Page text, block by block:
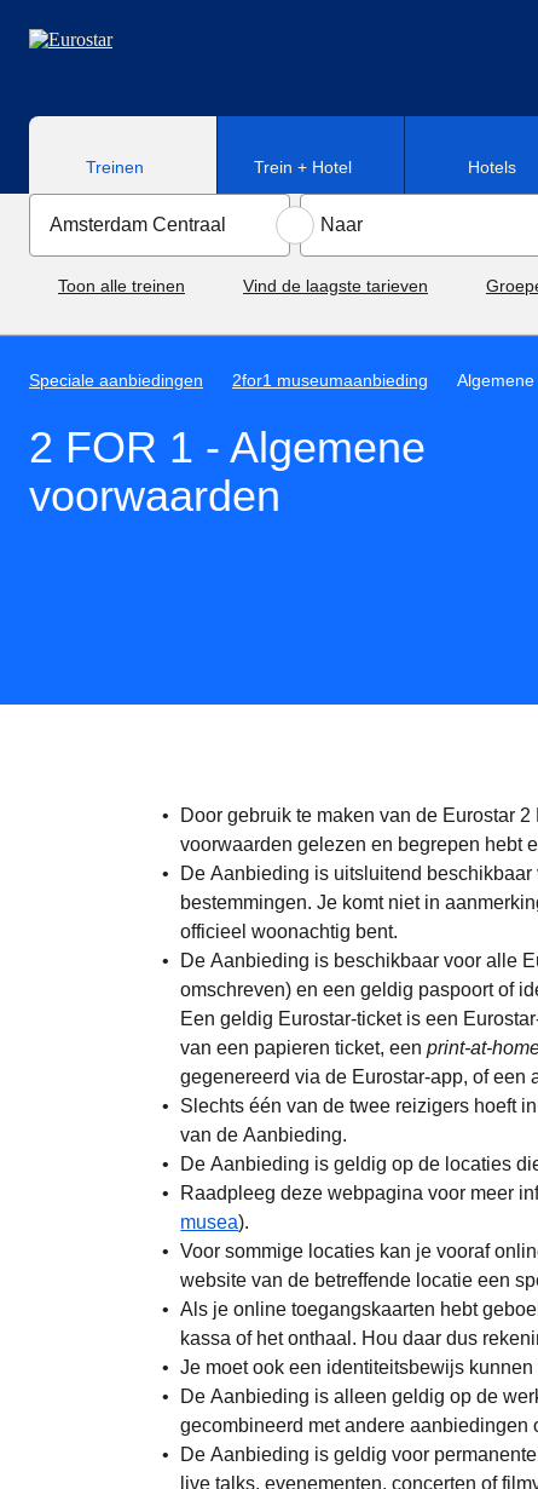
Treinen Trein + Hotel Hotels
Toon alle treinen Vind de laagste tarieven
Speciale aanbiedingen 2for1 museumaanbieding
2 FOR 1 - Algemene
voorwaarden
Door gebruik te maken van de Eurostar
voorwaarden gelezen en begrepen hebt
De Aanbieding is uitsluitend
bestemmingen. Je komt niet in
officieel woonachtig bent.
De Aanbieding is beschikbaar voor alle
omschreven) en een geldig paspoort of
Een geldig Eurostar-ticket is een
van een papieren ticket, eenprint-at-
gegenereerd via de Eurostar-app, of een
Slechts één van de twee reizigers hoeft
van de Aanbieding.
De Aanbieding is geldig op de locaties
Raadpleeg deze webpagina voor meer
musea).
Voor sommige locaties kan je vooraf
website van de betreffende locatie een
Als je online toegangskaarten hebt
kassa of het onthaal. Hou daar dus
Je moet ook een identiteitsbewijs
De Aanbieding is alleen geldig op de
gecombineerd met andere aanbiedingen
De Aanbieding is geldig voor
live talks, evenementen, concerten of